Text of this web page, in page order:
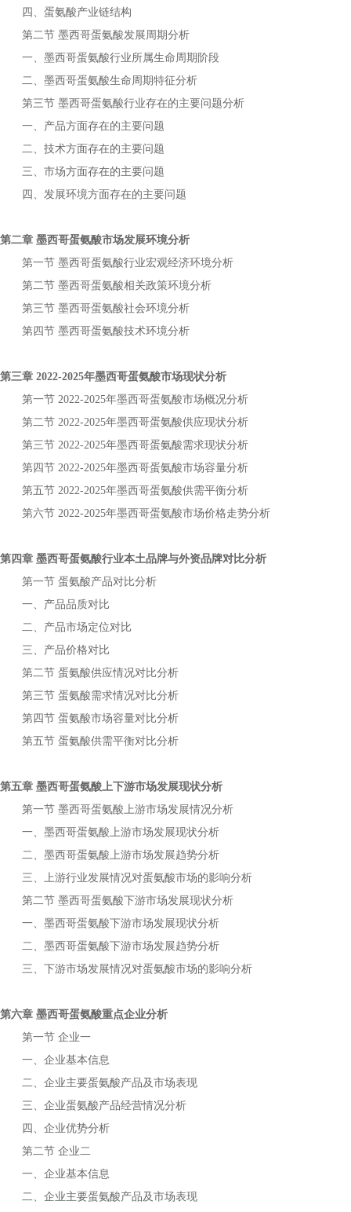
四、 蛋氨酸产业链结构
第二节 墨西哥蛋氨酸发展周期分析
一、 墨西哥蛋氨酸行业所属生命周期阶段
二、 墨西哥蛋氨酸生命周期特征分析
第三节 墨西哥蛋氨酸行业存在的主要问题分析
一、产品方面存在的主要问题
二、技术方面存在的主要问题
三、市场方面存在的主要问题
四、发展环境方面存在的主要问题
第二章 墨西哥蛋氨酸市场发展环境分析
第一节 墨西哥蛋氨酸行业宏观经济环境分析
第二节 墨西哥蛋氨酸相关政策环境分析
第三节 墨西哥蛋氨酸社会环境分析
第四节 墨西哥蛋氨酸技术环境分析
第三章 2022-2025年墨西哥蛋氨酸市场现状分析
第一节 2022-2025年墨西哥蛋氨酸市场概况分析
第二节 2022-2025年墨西哥蛋氨酸供应现状分析
第三节 2022-2025年墨西哥蛋氨酸需求现状分析
第四节 2022-2025年墨西哥蛋氨酸市场容量分析
第五节 2022-2025年墨西哥蛋氨酸供需平衡分析
第六节 2022-2025年墨西哥蛋氨酸市场价格走势分析
第四章 墨西哥蛋氨酸行业本土品牌与外资品牌对比分析
第一节 蛋氨酸产品对比分析
一、产品品质对比
二、产品市场定位对比
三、产品价格对比
第二节 蛋氨酸供应情况对比分析
第三节 蛋氨酸需求情况对比分析
第四节 蛋氨酸市场容量对比分析
第五节 蛋氨酸供需平衡对比分析
第五章 墨西哥蛋氨酸 上下游市场发展现状分析
第一节 墨西哥蛋氨酸 上游市场发展情况分析
一、 墨西哥蛋氨酸 上游市场发展现状分析
二、 墨西哥蛋氨酸 上游市场发展趋势分析
三、上游行业发展情况对蛋氨酸市场的影响分析
第二节 墨西哥蛋氨酸下游市场发展现状分析
一、 墨西哥蛋氨酸下游市场发展现状分析
二、 墨西哥蛋氨酸下游市场发展趋势分析
三、下游市场发展情况对蛋氨酸市场的影响分析
第六章 墨西哥蛋氨酸重点企业分析
第一节 企业一
一、企业基本信息
二、企业主要蛋氨酸产品及市场表现
三、企业蛋氨酸产品经营情况分析
四、企业优势分析
第二节 企业二
一、企业基本信息
二、企业主要蛋氨酸产品及市场表现